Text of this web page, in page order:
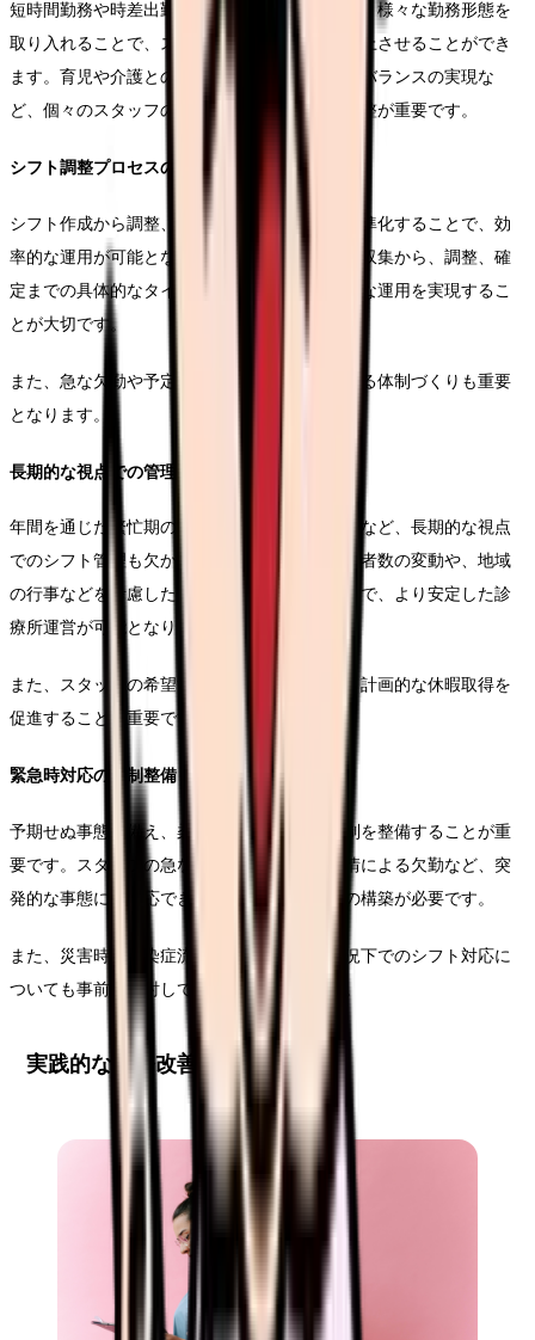
短時間勤務や時差出勤、フレックスタイムなど、様々な勤務形態を
取り入れることで、スタッフの働きやすさを向上させることができ
ます。育児や介護との両立支援、ワークライフバランスの実現な
ど、個々のスタッフの事情に配慮したシフト調整が重要です。
シフト調整プロセスの効率化
シフト作成から調整、確定までのプロセスを標準化することで、効
率的な運用が可能となります。スタッフの希望収集から、調整、確
定までの具体的なタイムラインを設定し、円滑な運用を実現するこ
とが大切です。
また、急な欠勤や予定変更にも柔軟に対応できる体制づくりも重要
となります。
長期的な視点での管理
年間を通じた繁忙期の把握や、長期休暇の調整など、長期的な視点
でのシフト管理も欠かせません。季節による患者数の変動や、地域
の行事などを考慮したシフト計画を立てることで、より安定した診
療所運営が可能となります。
また、スタッフの希望する休暇時期を把握し、計画的な休暇取得を
促進することも重要です。
緊急時対応の体制整備
予期せぬ事態に備え、柔軟な対応が可能な体制を整備することが重
要です。スタッフの急な体調不良や家庭の事情による欠勤など、突
発的な事態にも対応できるバックアップ体制の構築が必要です。
また、災害時や感染症流行期など、特殊な状況下でのシフト対応に
ついても事前に検討しておくことが大切です。
実践的な業務改善の推進